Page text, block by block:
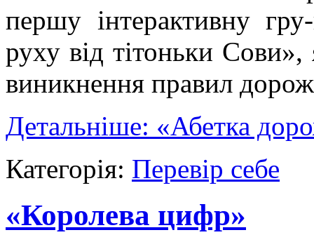
першу інтерактивну
руху від тітоньки Сови»,
виникнення правил
Детальніше: «Абетка
Категорія: Перевір себе
«Королева цифр»